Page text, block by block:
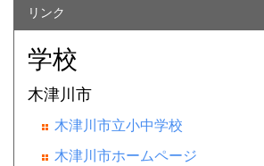
リンク
学校
木津川市
木津川市立小中学校
木津川市ホームページ